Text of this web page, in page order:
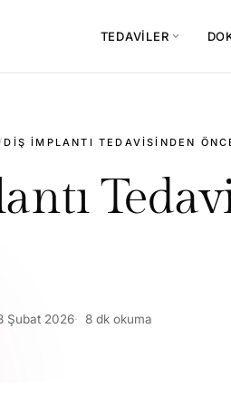
TEDAVILER expand_more
/DIŞ İMPLANTI TEDAVISINDEN
Şubat 2026 8 dk okuma